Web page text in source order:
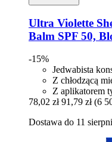
Ultra Violette
Balm SPF 50,
-15%
Jedwabista
Z chłodzącą
Z aplikatorem
78,02 zł 91,79 zł (6
Dostawa do 11